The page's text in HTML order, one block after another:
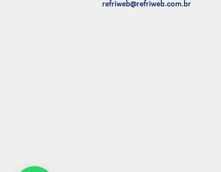
refriweb@refriweb.com.br